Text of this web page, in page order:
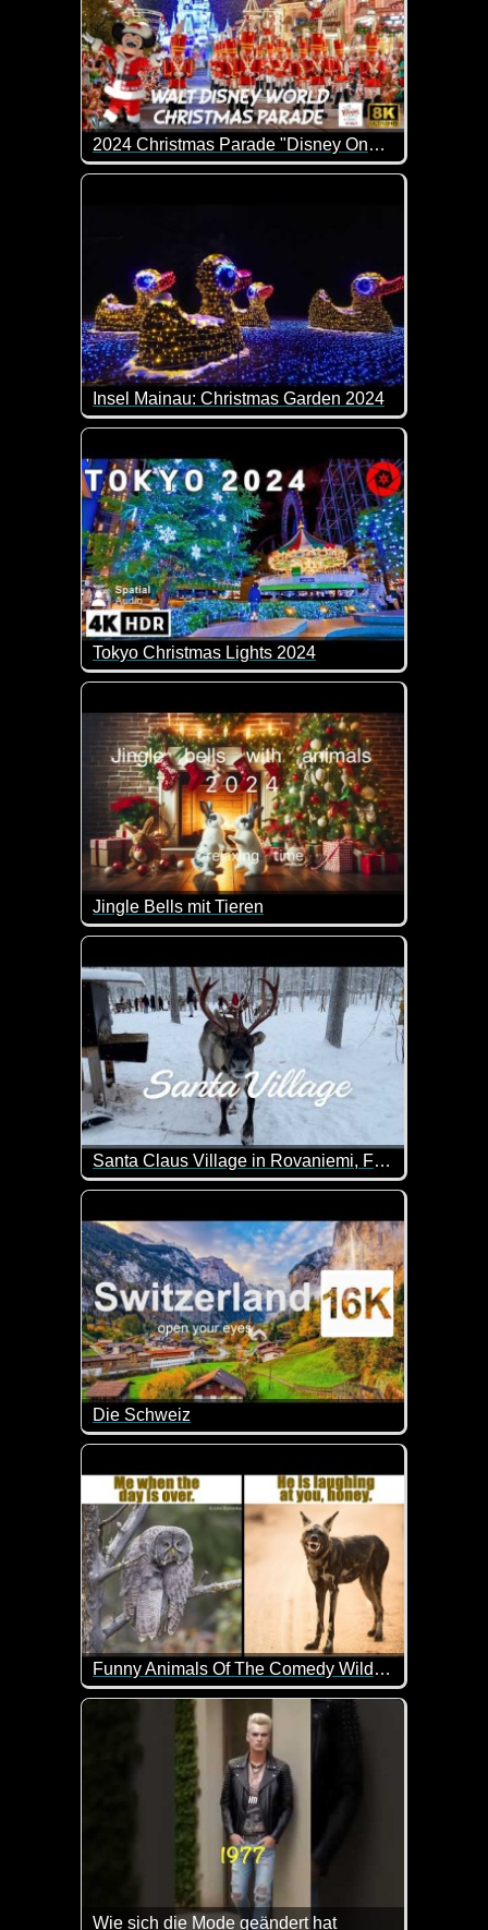
2024 Christmas Parade "Disney Once Upon A Christmastime Parade"
Wenn das keine tolle Weihnachts-Parade ist.
Insel Mainau: Christmas Garden 2024
Imposante Lichterschau auf der Insel Mainau.
Tokyo Christmas Lights 2024
Hier weihnachtet es ganz schön. Einfach herrlich
Jingle Bells mit Tieren
Schöne Bilder von Tieren in weihnachtlicher
Santa Claus Village in Rovaniemi, Finland
Damit du mal siehst, wo der Weihnachtsmann
Die Schweiz
Super schöne Eindrücke von der Schweiz. Lehn
Funny Animals Of The Comedy Wildlife Photography Awards 2023
Hier wurde im richtigen Moment auf den Auslöser
Wie sich die Mode geändert hat